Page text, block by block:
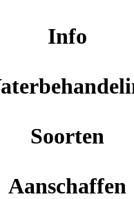
Info
Soorten
Aanschaffen